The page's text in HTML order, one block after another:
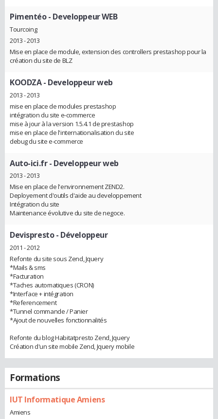
Pimentéo- Developpeur WEB
Tourcoing
2013 - 2013
Mise en place de module, extension des controllers prestashop pour la
création du site de BLZ
KOODZA- Developpeur web
2013 - 2013
mise en place de modules prestashop
intégration du site e-commerce
mise à jour à la version 1.5.4.1 de prestashop
mise en place de l'internationalisation du site
debug du site e-commerce
Auto-ici.fr- Developpeur web
2013 - 2013
Mise en place de l'environnement ZEND2.
Deployement d'outils d'aide au developpement
Intégration du site
Maintenance évolutive du site de negoce.
Devispresto- Développeur
2011 - 2012
Refonte du site sous Zend, Jquery
*Mails & sms
*Facturation
*Taches automatiques (CRON)
*Interface + intégration
*Referencement
*Tunnel commande / Panier
*Ajout de nouvelles fonctionnalités
Refonte du blog Habitatpresto Zend, Jquery
Création d'un site mobile Zend, Jquery mobile
Formations
IUT Informatique Amiens
Amiens